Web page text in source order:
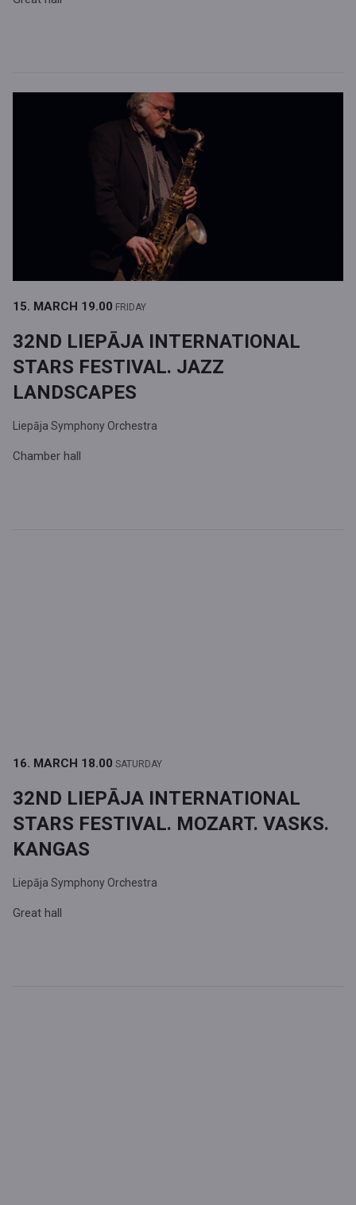
15. MARCH 19.00 FRIDAY
32ND LIEPĀJA INTERNATIONAL
STARS FESTIVAL. JAZZ
LANDSCAPES
Liepāja Symphony Orchestra
Chamber hall
16. MARCH 18.00 SATURDAY
32ND LIEPĀJA INTERNATIONAL
STARS FESTIVAL. MOZART. VASKS.
KANGAS
Liepāja Symphony Orchestra
Great hall